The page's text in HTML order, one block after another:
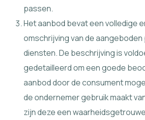
passen.
Het aanbod bevat een volledige
omschrijving van de
diensten. De beschrijving is
gedetailleerd om een goede
aanbod door de consument
de ondernemer gebruik maakt
zijn deze een